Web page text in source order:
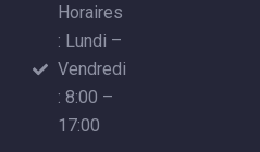
Horaires
: Lundi –
Vendredi
: 8:00 –
17:00